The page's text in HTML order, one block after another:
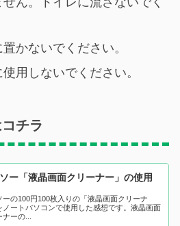
かないでください。
用しないでください。
チラ
ー「液晶画面クリーナー」の使用
ーの100円100枚入りの「液晶画面クリーナ
ノートパソコンで使用した感想です。液晶画面
ーの...